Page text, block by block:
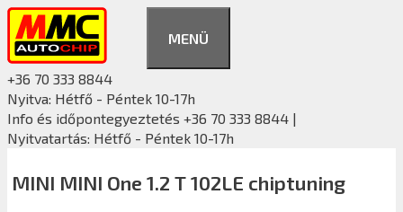
Kilépés
tartalomba
MENÜ
+36 70 333 8844
Nyitva: Hétfő - Péntek 10-17h
Info és időpontegyeztetés +36 70 333 8844 |
Nyitvatartás: Hétfő - Péntek 10-17h
MINI MINI One 1.2 T 102LE chiptuning